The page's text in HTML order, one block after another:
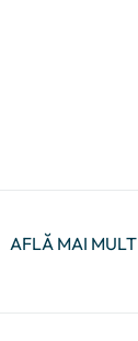
AFLĂ MAI MULT